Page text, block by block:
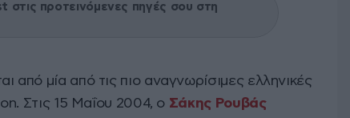
στις προτεινόμενες πηγές σου στη
από μία από τις πιο αναγνωρίσιμες ελληνικές
Στις 15 Μαΐου 2004, ο Σάκης Ρουβάς